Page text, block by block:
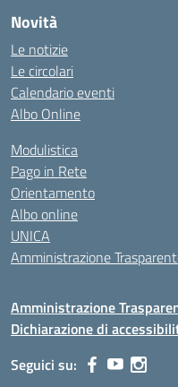
Novità
Le notizie
Le circolari
Calendario eventi
Albo Online
Modulistica
Pago in Rete
Orientamento
Albo online
UNICA
Amministrazione
Amministrazione
Dichiarazione di
Seguici su: